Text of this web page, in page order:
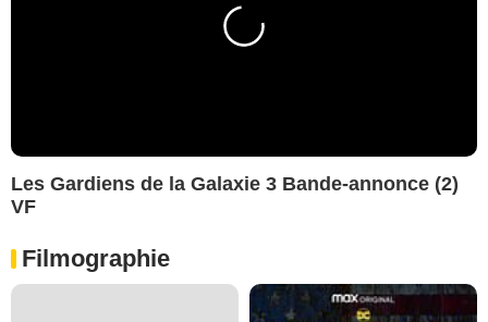
Les Gardiens de la Galaxie 3 Bande-annonce (2)
VF
Filmographie